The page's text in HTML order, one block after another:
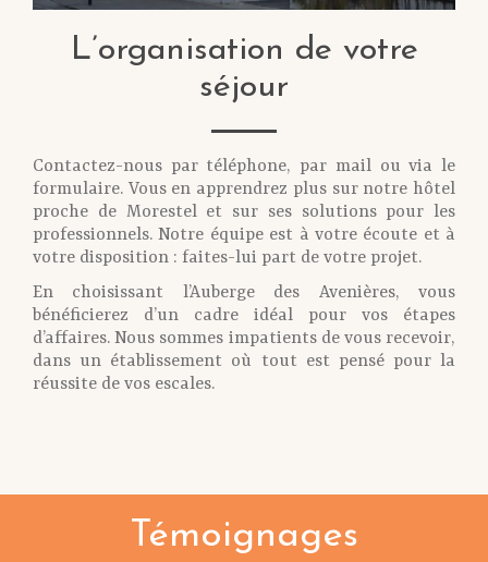
L’organisation de votre
séjour
Contactez-nous par téléphone, par mail ou via le
formulaire. Vous en apprendrez plus sur notre hôtel
proche de Morestel et sur ses solutions pour les
professionnels. Notre équipe est à votre écoute et à
votre disposition : faites-lui part de votre projet.
En choisissant l’Auberge des Avenières, vous
bénéficierez d’un cadre idéal pour vos étapes
d’affaires. Nous sommes impatients de vous recevoir,
dans un établissement où tout est pensé pour la
réussite de vos escales.
Témoignages